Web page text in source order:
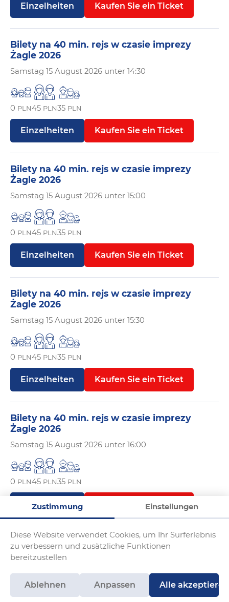
Einzelheiten Kaufen Sie ein Ticket
Bilety na 40 min. rejs w czasie imprezy
Żagle 2026
Samstag 15 August 2026 unter 14:30
0 PLN45 PLN35 PLN
Einzelheiten Kaufen Sie ein Ticket
Bilety na 40 min. rejs w czasie imprezy
Żagle 2026
Samstag 15 August 2026 unter 15:00
0 PLN45 PLN35 PLN
Einzelheiten Kaufen Sie ein Ticket
Bilety na 40 min. rejs w czasie imprezy
Żagle 2026
Samstag 15 August 2026 unter 15:30
0 PLN45 PLN35 PLN
Einzelheiten Kaufen Sie ein Ticket
Bilety na 40 min. rejs w czasie imprezy
Żagle 2026
Samstag 15 August 2026 unter 16:00
0 PLN45 PLN35 PLN
Einzelheiten Kaufen Sie ein Ticket
Bilety na 40 min. rejs w czasie imprezy
Żagle 2026
Zustimmung Einstellungen
Diese Website verwendet Cookies, um Ihr Surferlebnis
zu verbessern und zusätzliche Funktionen
bereitzustellen
Ablehnen Anpassen Alle akzeptieren